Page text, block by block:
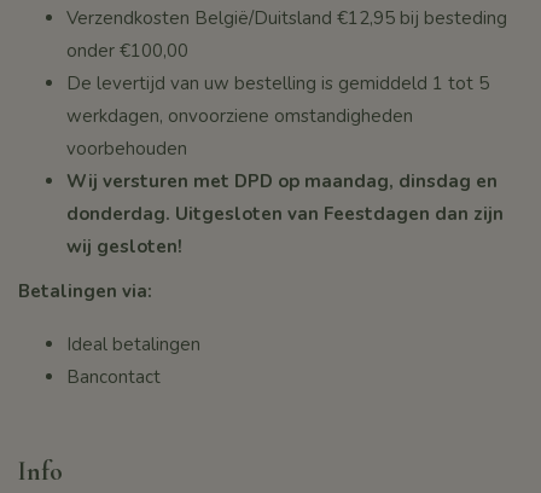
Verzendkosten België/Duitsland €12,95 bij besteding
onder €100,00
De levertijd van uw bestelling is gemiddeld 1 tot 5
werkdagen, onvoorziene omstandigheden
voorbehouden
Wij versturen met DPD op maandag, dinsdag en
donderdag. Uitgesloten van Feestdagen dan zijn
wij gesloten!
Betalingen via:
Ideal betalingen
Bancontact
Info